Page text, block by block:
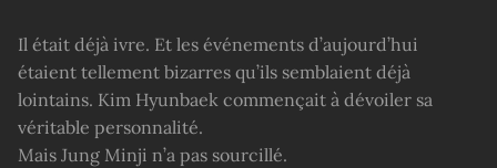
Il était déjà ivre. Et les événements d’aujourd’hui
étaient tellement bizarres qu’ils semblaient déjà
lointains. Kim Hyunbaek commençait à dévoiler sa
véritable personnalité.
Mais Jung Minji n’a pas sourcillé.